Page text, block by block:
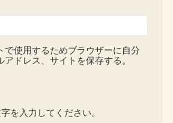
で使用するためブラウザーに自分
アドレス、サイトを保存する。
を入力してください。